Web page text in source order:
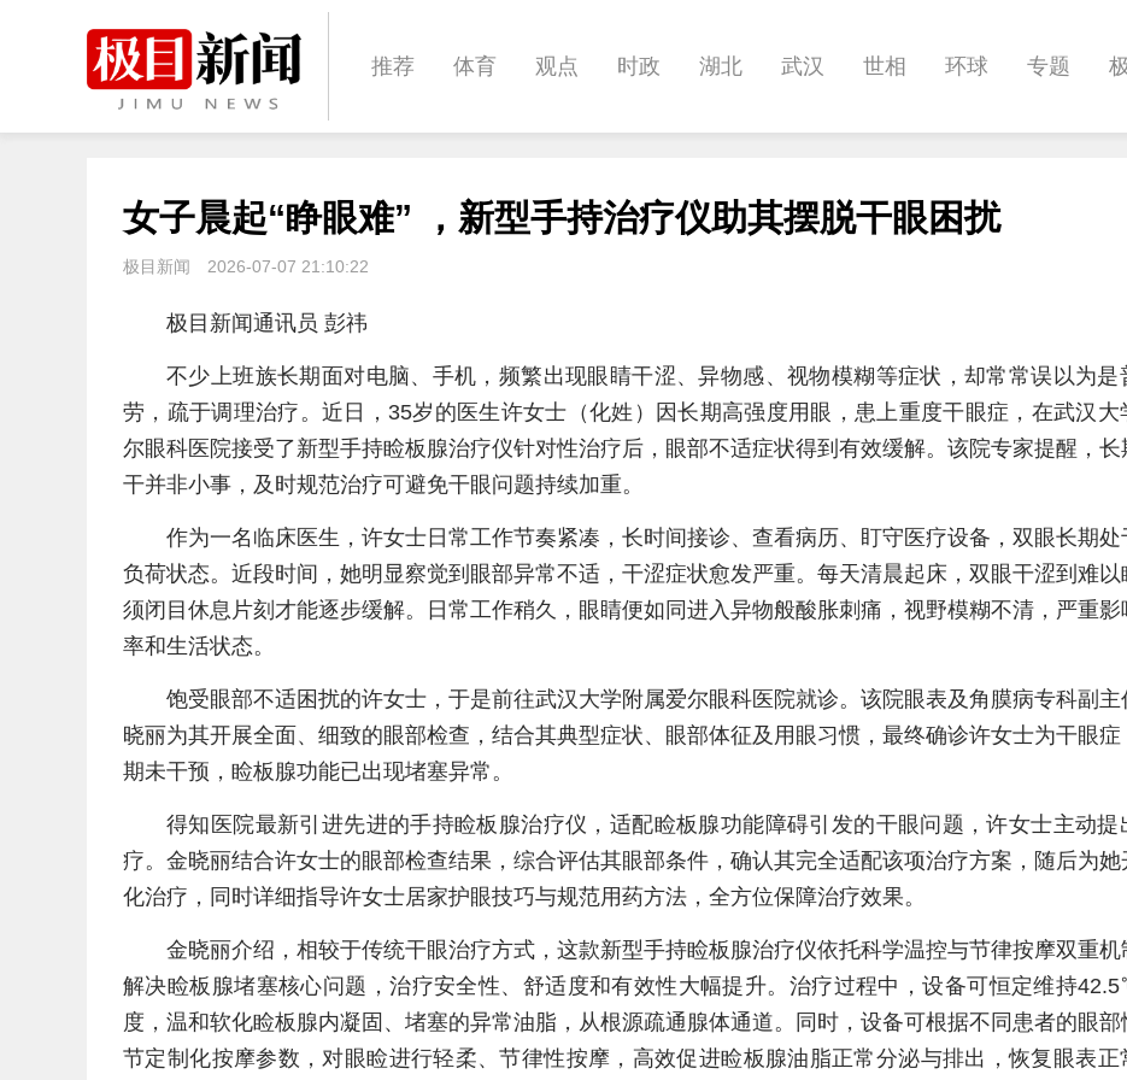
推荐 体育 观点 时政 湖北 武汉 世相 环球 专题
文化 娱乐 影像 帅作文 International 职教院 酒道
女子晨起“睁眼难” ，新型手持治疗仪助其摆脱干眼困扰
极目新闻 2026-07-07 21:10:22
极目新闻通讯员 彭祎
不少上班族长期面对电脑、手机，频繁出现眼睛干涩、异物感、视物模糊等症状，却常常误以为是
劳，疏于调理治疗。近日，35岁的医生许女士（化姓）因长期高强度用眼，患上重度干眼症，在武汉大
尔眼科医院接受了新型手持睑板腺治疗仪针对性治疗后，眼部不适症状得到有效缓解。该院专家提醒，长
干并非小事，及时规范治疗可避免干眼问题持续加重。
作为一名临床医生，许女士日常工作节奏紧凑，长时间接诊、查看病历、盯守医疗设备，双眼长期处
负荷状态。近段时间，她明显察觉到眼部异常不适，干涩症状愈发严重。每天清晨起床，双眼干涩到难以
须闭目休息片刻才能逐步缓解。日常工作稍久，眼睛便如同进入异物般酸胀刺痛，视野模糊不清，严重影
率和生活状态。
饱受眼部不适困扰的许女士，于是前往武汉大学附属爱尔眼科医院就诊。该院眼表及角膜病专科副主
晓丽为其开展全面、细致的眼部检查，结合其典型症状、眼部体征及用眼习惯，最终确诊许女士为干眼症
期未干预，睑板腺功能已出现堵塞异常。
得知医院最新引进先进的手持睑板腺治疗仪，适配睑板腺功能障碍引发的干眼问题，许女士主动提
疗。金晓丽结合许女士的眼部检查结果，综合评估其眼部条件，确认其完全适配该项治疗方案，随后为她
化治疗，同时详细指导许女士居家护眼技巧与规范用药方法，全方位保障治疗效果。
金晓丽介绍，相较于传统干眼治疗方式，这款新型手持睑板腺治疗仪依托科学温控与节律按摩双重机
解决睑板腺堵塞核心问题，治疗安全性、舒适度和有效性大幅提升。治疗过程中，设备可恒定维持
度，温和软化睑板腺内凝固、堵塞的异常油脂，从根源疏通腺体通道。同时，设备可根据不同患者的眼部
节定制化按摩参数，对眼睑进行轻柔、节律性按摩，高效促进睑板腺油脂正常分泌与排出，恢复眼表正